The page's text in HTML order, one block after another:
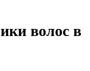
волос в